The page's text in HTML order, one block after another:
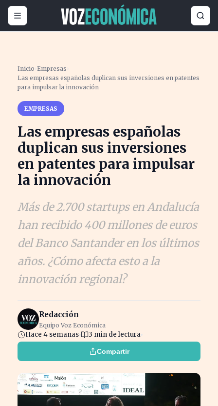
Inicio ›Empresas ›
Las empresas españolas duplican sus inversiones en patentes
para impulsar la innovación
EMPRESAS
Las empresas españolas
duplican sus inversiones
en patentes para impulsar
la innovación
Más de 2.700 startups en Andalucía
han recibido 400 millones de euros
del Banco Santander en los últimos
años. ¿Cómo afecta esto a la
innovación regional?
Redacción
Equipo Voz Económica
Hace 4 semanas 3 min de lectura
Compartir